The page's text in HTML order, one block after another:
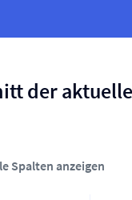
der
Spalten anzeigen